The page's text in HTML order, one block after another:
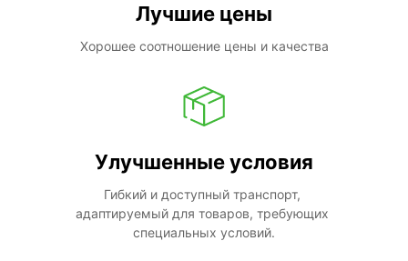
Лучшие цены
Хорошее соотношение цены и качества
Улучшенные условия
Гибкий и доступный транспорт,
адаптируемый для товаров, требующих
специальных условий.